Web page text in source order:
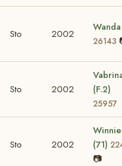
Sto 2002
Wanda
26143
Sto 2002
(F.2)
25957
Sto 2002
Winnie
(71)
📷